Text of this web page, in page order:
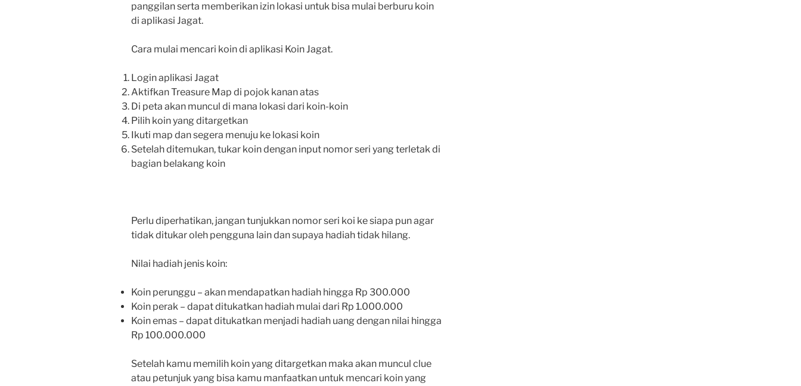
panggilan serta memberikan izin lokasi untuk bisa mulai berburu koin
di aplikasi Jagat.
Cara mulai mencari koin di aplikasi Koin Jagat.
Login aplikasi Jagat
Aktifkan Treasure Map di pojok kanan atas
Di peta akan muncul di mana lokasi dari koin-koin
Pilih koin yang ditargetkan
Ikuti map dan segera menuju ke lokasi koin
Setelah ditemukan, tukar koin dengan input nomor seri yang terletak di
bagian belakang koin
Perlu diperhatikan, jangan tunjukkan nomor seri koi ke siapa pun agar
tidak ditukar oleh pengguna lain dan supaya hadiah tidak hilang.
Nilai hadiah jenis koin:
Koin perunggu – akan mendapatkan hadiah hingga Rp 300.000
Koin perak – dapat ditukatkan hadiah mulai dari Rp 1.000.000
Koin emas – dapat ditukatkan menjadi hadiah uang dengan nilai hingga
Rp 100.000.000
Setelah kamu memilih koin yang ditargetkan maka akan muncul clue
atau petunjuk yang bisa kamu manfaatkan untuk mencari koin yang